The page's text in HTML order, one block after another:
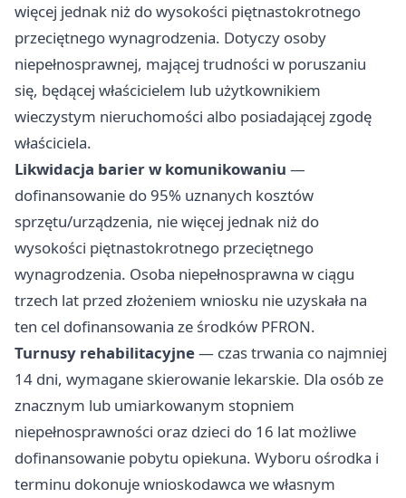
więcej jednak niż do wysokości piętnastokrotnego
przeciętnego wynagrodzenia. Dotyczy osoby
niepełnosprawnej, mającej trudności w poruszaniu
się, będącej właścicielem lub użytkownikiem
wieczystym nieruchomości albo posiadającej zgodę
właściciela.
Likwidacja barier w komunikowaniu —
dofinansowanie do 95% uznanych kosztów
sprzętu/urządzenia, nie więcej jednak niż do
wysokości piętnastokrotnego przeciętnego
wynagrodzenia. Osoba niepełnosprawna w ciągu
trzech lat przed złożeniem wniosku nie uzyskała na
ten cel dofinansowania ze środków PFRON.
Turnusy rehabilitacyjne— czas trwania co najmniej
14 dni, wymagane skierowanie lekarskie. Dla osób ze
znacznym lub umiarkowanym stopniem
niepełnosprawności oraz dzieci do 16 lat możliwe
dofinansowanie pobytu opiekuna. Wyboru ośrodka i
terminu dokonuje wnioskodawca we własnym